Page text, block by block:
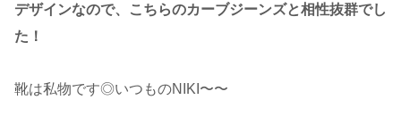
デザインなので、こちらのカーブジーンズと相性抜群でし
た！
靴は私物です◎いつものNIKI〜〜